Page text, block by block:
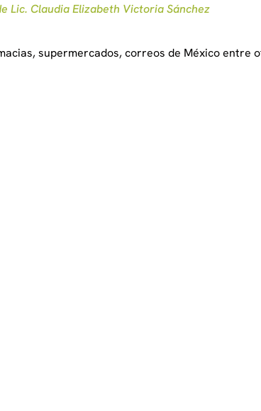
Lic. Claudia Elizabeth Victoria Sánchez
supermercados, correos de México entre